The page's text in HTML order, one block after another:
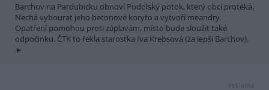
Barchov na Pardubicku obnoví Podolský potok, který obcí protéká.
Nechá vybourat jeho betonové koryto a vytvoří meandry.
Opatření pomohou proti záplavám, místo bude sloužit také
odpočinku. ČTK to řekla starostka Iva Krebsová (za lepší Barchov).
reklama